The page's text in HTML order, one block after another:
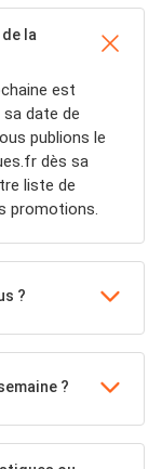
la
est
date de
publions le
dès sa
liste de
promotions.
?
?